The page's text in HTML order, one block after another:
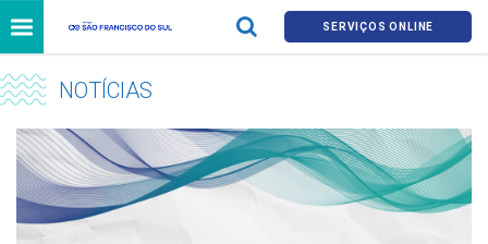
SERVIÇOS ONLINE
NOTÍCIAS